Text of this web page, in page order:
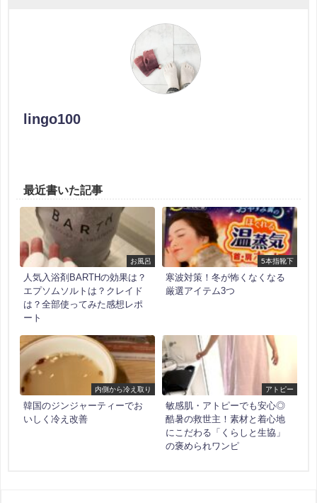
lingo100
最近書いた記事
お風呂
人気入浴剤BARTHの効果は？
エプソムソルトは？クレイド
は？全部使ってみた感想レポ
ート
5本指靴下
寒波対策！冬が怖くなくなる
厳選アイテム3つ
内側から冷え取り
韓国のジンジャーティーでお
いしく冷え改善
アトピー
敏感肌・アトピーでも安心◎
酷暑の救世主！素材と着心地
にこだわる「くらしと生協」
の褒められワンピ